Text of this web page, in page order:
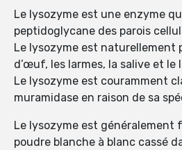
Le lysozyme est une enzyme
peptidoglycane des parois
Le lysozyme est naturellement
d’œuf, les larmes, la salive et le
Le lysozyme est couramment
muramidase en raison de sa
Le lysozyme est généralement
poudre blanche à blanc cassé